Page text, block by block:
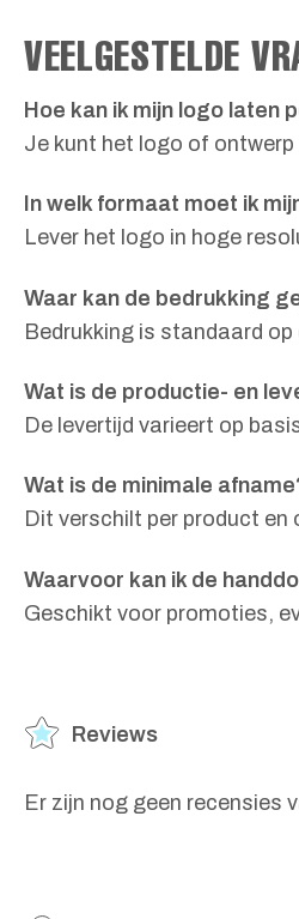
VEELGESTELDE
Hoe kan ik mijn logo laten
Je kunt het logo of
In welk formaat moet ik
Lever het logo in hoge
Waar kan de bedrukking
Bedrukking is standaard
Wat is de productie- en
De levertijd varieert op
Wat is de minimale
Dit verschilt per product en
Waarvoor kan ik de
Geschikt voor promoties,
Reviews
Er zijn nog geen recensies